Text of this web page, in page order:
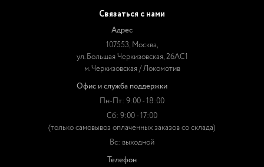
Связаться с нами
Адрес
107553, Москва,
ул. Большая Черкизовская, 26АС1
м. Черкизовская / Локомотив
Офис и служба поддержки
Пн-Пт: 9:00 - 18:00
Сб: 9:00 - 17:00
(только самовывоз оплаченных заказов со склада)
Вс: выходной
Телефон